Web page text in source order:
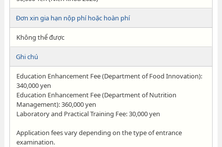
Đơn xin gia hạn nộp phí hoặc hoàn phí
Không thể được
Ghi chú
Education Enhancement Fee (Department of Food Innovation):
340,000 yen
Education Enhancement Fee (Department of Nutrition
Management): 360,000 yen
Laboratory and Practical Training Fee: 30,000 yen
Application fees vary depending on the type of entrance
examination.